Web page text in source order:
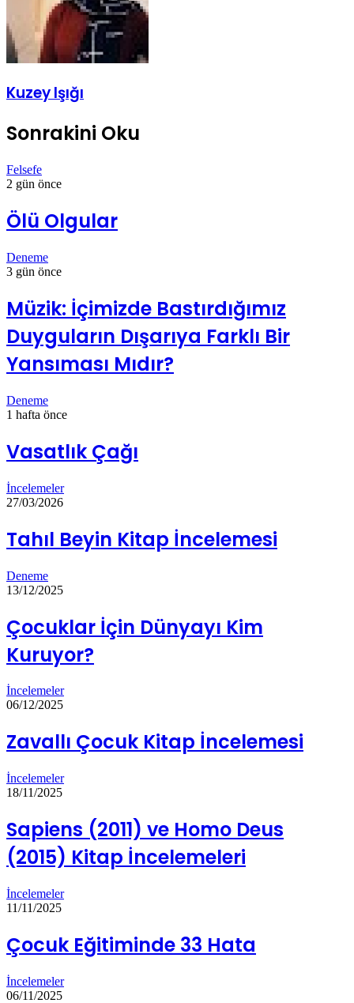
Kuzey Işığı
Sonrakini Oku
Felsefe
2 gün önce
Ölü Olgular
Deneme
3 gün önce
Müzik: İçimizde Bastırdığımız
Duyguların Dışarıya Farklı Bir
Yansıması Mıdır?
Deneme
1 hafta önce
Vasatlık Çağı
İncelemeler
27/03/2026
Tahıl Beyin Kitap İncelemesi
Deneme
13/12/2025
Çocuklar İçin Dünyayı Kim
Kuruyor?
İncelemeler
06/12/2025
Zavallı Çocuk Kitap İncelemesi
İncelemeler
18/11/2025
Sapiens (2011) ve Homo Deus
(2015) Kitap İncelemeleri
İncelemeler
11/11/2025
Çocuk Eğitiminde 33 Hata
İncelemeler
06/11/2025